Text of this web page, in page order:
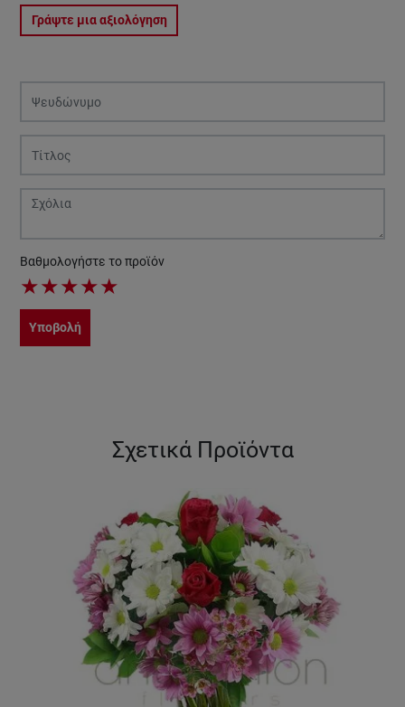
Γράψτε μια αξιολόγηση
Βαθμολογήστε το προϊόν
★★★★★
Υποβολή
Σχετικά Προϊόντα